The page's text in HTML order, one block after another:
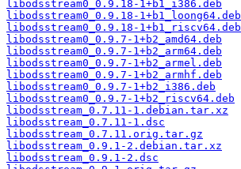
libodsstream0_0.9.18-1+b1_i386.deb
libodsstream0_0.9.18-1+b1_loong64.deb
libodsstream0_0.9.18-1+b1_riscv64.deb
libodsstream0_0.9.7-1+b2_amd64.deb
libodsstream0_0.9.7-1+b2_arm64.deb
libodsstream0_0.9.7-1+b2_armel.deb
libodsstream0_0.9.7-1+b2_armhf.deb
libodsstream0_0.9.7-1+b2_i386.deb
libodsstream0_0.9.7-1+b2_riscv64.deb
libodsstream_0.7.11-1.debian.tar.xz
libodsstream_0.7.11-1.dsc
libodsstream_0.7.11.orig.tar.gz
libodsstream_0.9.1-2.debian.tar.xz
libodsstream_0.9.1-2.dsc